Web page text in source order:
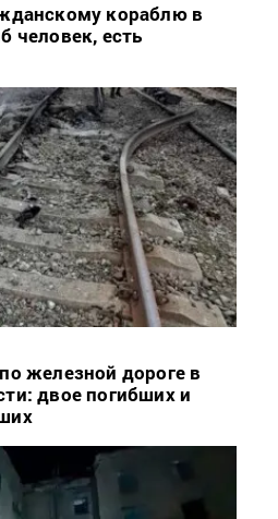
кораблю в
человек, есть
железной дороге в
двое погибших и